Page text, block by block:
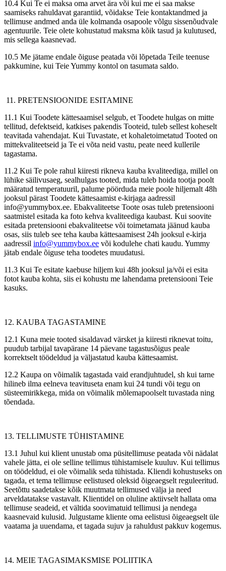
10.4 Kui Te ei maksa oma arvet ära või kui me ei saa makse
saamiseks rahuldavat garantiid, võidakse Teie kontaktandmed ja
tellimuse andmed anda üle kolmanda osapoole võlgu sissenõudvale
agentuurile. Teie olete kohustatud maksma kõik tasud ja kulutused,
mis sellega kaasnevad.
10.5 Me jätame endale õiguse peatada või lõpetada Teile teenuse
pakkumine, kui Teie Yummy kontol on tasumata saldo.
11. PRETENSIOONIDE ESITAMINE
11.1 Kui Toodete kättesaamisel selgub, et Toodete hulgas on mitte
tellitud, defektseid, katkises pakendis Tooteid, tuleb sellest koheselt
teavitada vahendajat. Kui Tuvastate, et kohaletoimetatud Tooted on
mittekvaliteetseid ja Te ei võta neid vastu, peate need kullerile
tagastama.
11.2 Kui Te pole rahul kiiresti rikneva kauba kvaliteediga, millel on
lühike säilivusaeg, sealhulgas tooted, mida tuleb hoida tootja poolt
määratud temperatuuril, palume pöörduda meie poole hiljemalt 48h
jooksul pärast Toodete kättesaamist e-kirjaga aadressil
info@yummybox.ee. Ebakvaliteetse Toote osas tuleb pretensiooni
saatmistel esitada ka foto kehva kvaliteediga kaubast. Kui soovite
esitada pretensiooni ebakvaliteetse või toimetamata jäänud kauba
osas, siis tuleb see teha kauba kättesaamisest 24h jooksul e-kirja
aadressil info@yummybox.ee või kodulehe chati kaudu. Yummy
jätab endale õiguse teha toodetes muudatusi.
11.3 Kui Te esitate kaebuse hiljem kui 48h jooksul ja/või ei esita
fotot kauba kohta, siis ei kohustu me lahendama pretensiooni Teie
kasuks.
12. KAUBA TAGASTAMINE
12.1 Kuna meie tooted sisaldavad värsket ja kiiresti riknevat toitu,
puudub tarbijal tavapärane 14 päevane tagastusõigus peale
korrektselt töödeldud ja väljastatud kauba kättesaamist.
12.2 Kaupa on võimalik tagastada vaid erandjuhtudel, sh kui tarne
hilineb ilma eelneva teavituseta enam kui 24 tundi või tegu on
süsteemirikkega, mida on võimalik mõlemapoolselt tuvastada ning
tõendada.
13. TELLIMUSTE TÜHISTAMINE
13.1 Juhul kui klient unustab oma püsitellimuse peatada või nädalat
vahele jätta, ei ole selline tellimus tühistamisele kuuluv. Kui tellimus
on töödeldud, ei ole võimalik seda tühistada. Kliendi kohustuseks on
tagada, et tema tellimuse eelistused oleksid õigeaegselt reguleeritud.
Seetõttu saadetakse kõik muutmata tellimused välja ja need
arveldatatakse vastavalt. Klientidel on oluline aktiivselt hallata oma
tellimuse seadeid, et vältida soovimatuid tellimusi ja nendega
kaasnevaid kulusid. Julgustame kliente oma eelistusi õigeaegselt üle
vaatama ja uuendama, et tagada sujuv ja rahuldust pakkuv kogemus.
14. MEIE TAGASIMAKSMISE POLIITIKA